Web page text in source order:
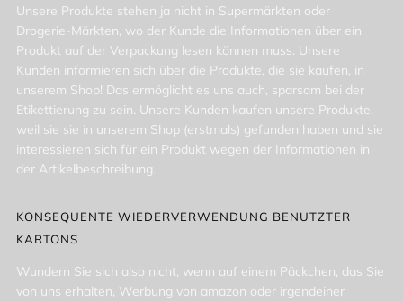
Unsere Produkte stehen ja nicht in Supermärkten oder
Drogerie-Märkten, wo der Kunde die Informationen über ein
Produkt auf der Verpackung lesen können muss. Unsere
Kunden informieren sich über die Produkte, die sie kaufen, in
unserem Shop! Das ermöglicht es uns auch, sparsam bei der
Etikettierung zu sein. Unsere Kunden kaufen unsere Produkte,
weil sie sie in unserem Shop (erstmals) gefunden haben und sie
interessieren sich für ein Produkt wegen der Informationen in
der Artikelbeschreibung.
KONSEQUENTE WIEDERVERWENDUNG BENUTZTER
KARTONS
Wundern Sie sich also nicht, wenn auf einem Päckchen, das Sie
von uns erhalten, Werbung von amazon oder irgendeiner